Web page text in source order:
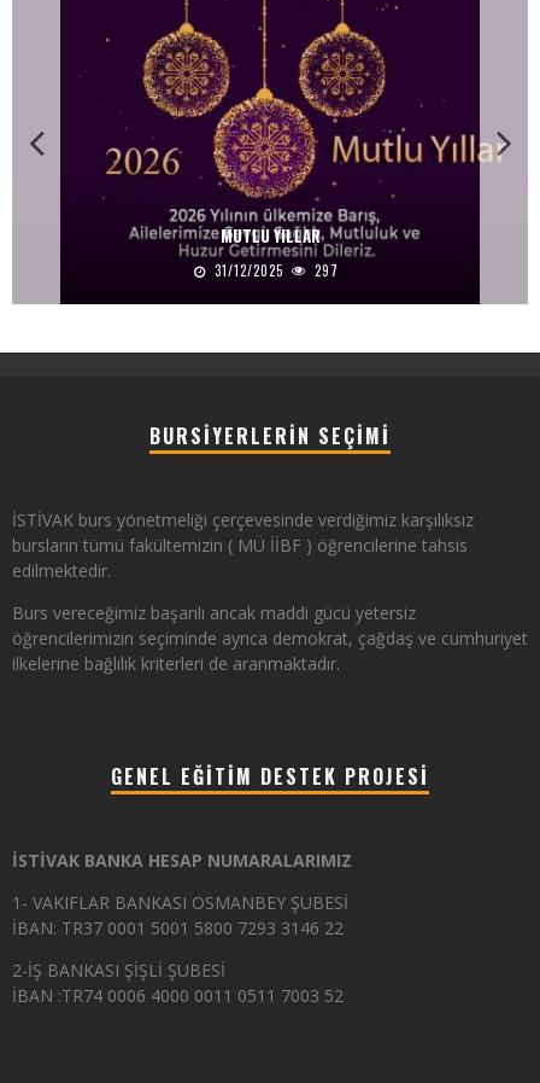
MUTLU YILLAR
31/12/2025 297
BURSIYERLERIN SEÇIMI
İSTİVAK burs yönetmeliği çerçevesinde verdiğimiz karşılıksız
bursların tümü fakültemizin ( MÜ İİBF ) öğrencilerine tahsis
edilmektedir.
Burs vereceğimiz başarılı ancak maddi gücü yetersiz
öğrencilerimizin seçiminde ayrıca demokrat, çağdaş ve cumhuriyet
ilkelerine bağlılık kriterleri de aranmaktadır.
GENEL EĞITIM DESTEK PROJESI
İSTİVAK BANKA HESAP NUMARALARIMIZ
1- VAKIFLAR BANKASI OSMANBEY ŞUBESİ
İBAN: TR37 0001 5001 5800 7293 3146 22
2-İŞ BANKASI ŞİŞLİ ŞUBESİ
İBAN :TR74 0006 4000 0011 0511 7003 52